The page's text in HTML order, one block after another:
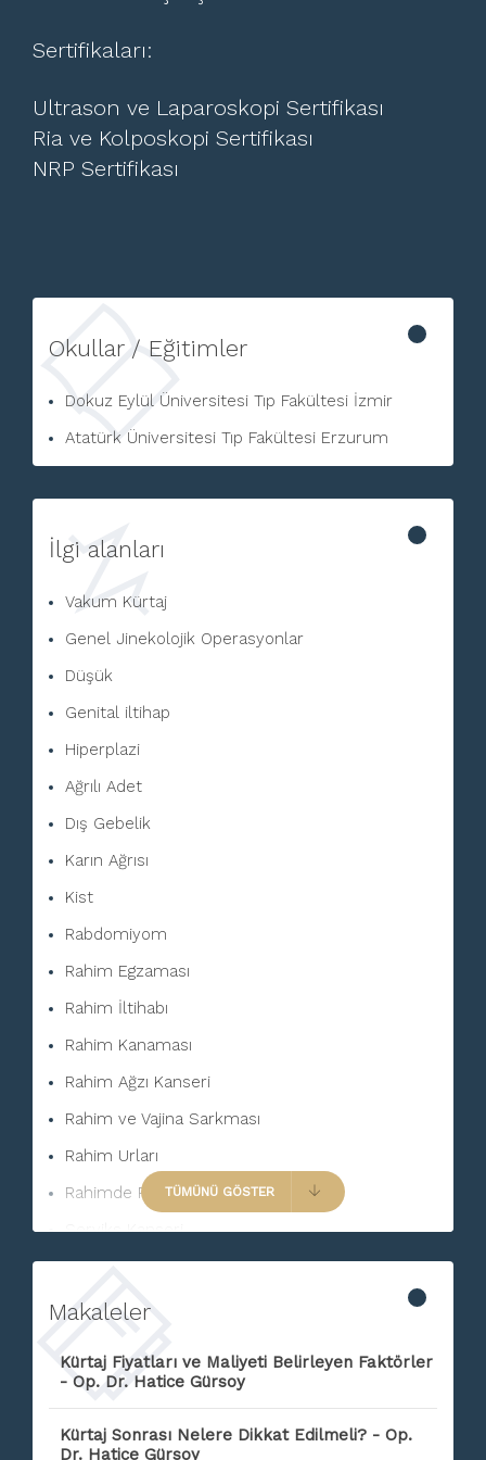
Sertifikaları:
Ultrason ve Laparoskopi Sertifikası
Ria ve Kolposkopi Sertifikası
NRP Sertifikası
Okullar / Eğitimler
Dokuz Eylül Üniversitesi Tıp Fakültesi İzmir
Atatürk Üniversitesi Tıp Fakültesi Erzurum
İlgi alanları
Vakum Kürtaj
Genel Jinekolojik Operasyonlar
Düşük
Genital iltihap
Hiperplazi
Ağrılı Adet
Dış Gebelik
Karın Ağrısı
Kist
Rabdomiyom
Rahim Egzaması
Rahim İltihabı
Rahim Kanaması
Rahim Ağzı Kanseri
Rahim ve Vajina Sarkması
Rahim Urları
Rahimde Polip
Serviks Kanseri
Sistit
Kadın Hastalıkları
Rahim İçi Miyom
Vajen Ca
Yumurtalık Kisti
TÜMÜNÜ GÖSTER
Makaleler
Kürtaj Fiyatları ve Maliyeti Belirleyen Faktörler
- Op. Dr. Hatice Gürsoy
Kürtaj Sonrası Nelere Dikkat Edilmeli? - Op.
Dr. Hatice Gürsoy